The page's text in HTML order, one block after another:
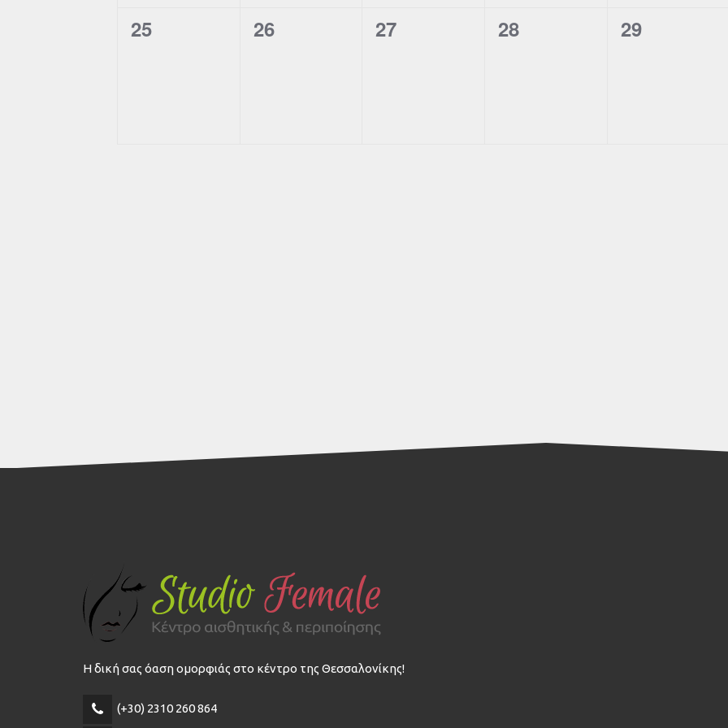
0
25
0
26
0
27
0
28
0
29
Η δική σας όαση ομορφιάς στο κέντρο της Θεσσαλονίκης!
(+30) 2310 260 864